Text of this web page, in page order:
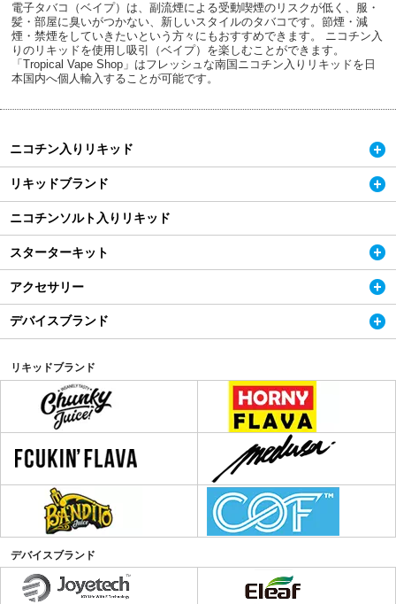
電子タバコ（ベイプ）は、副流煙による受動喫煙のリスクが低く、服・
髪・部屋に臭いがつかない、新しいスタイルのタバコです。節煙・減
煙・禁煙をしていきたいという方々にもおすすめできます。 ニコチン入
りのリキッドを使用し吸引（ベイプ）を楽しむことができます。
「Tropical Vape Shop」はフレッシュな南国ニコチン入りリキッドを日
本国内へ個人輸入することが可能です。
ニコチン入りリキッド
リキッドブランド
ニコチンソルト入りリキッド
スターターキット
アクセサリー
デバイスブランド
リキッドブランド
デバイスブランド